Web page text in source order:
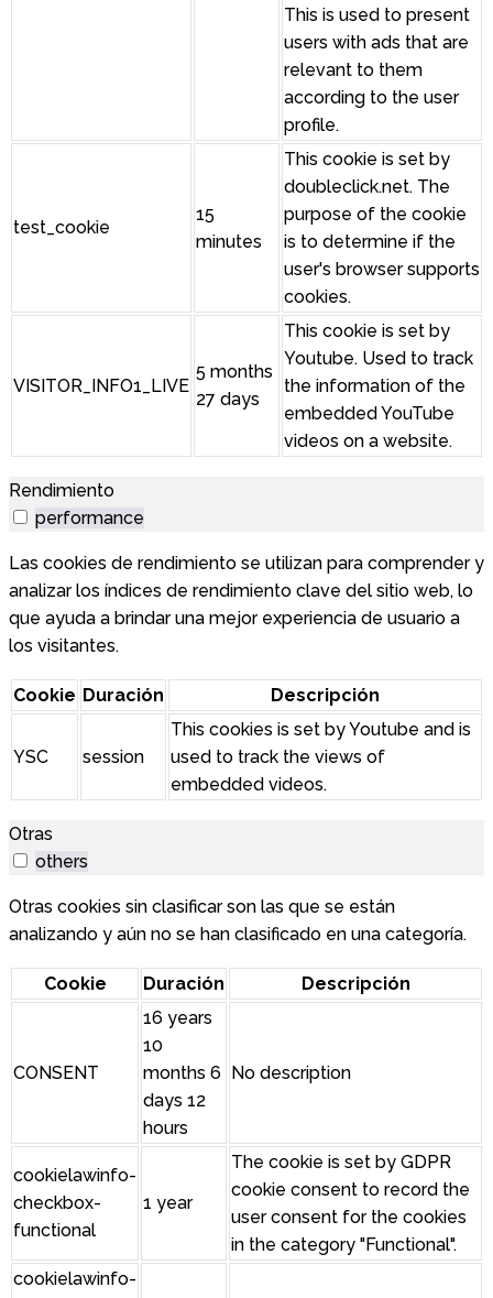
This is used to present
users with ads that are
relevant to them
according to the user
profile.
test_cookie
15
minutes
This cookie is set by
doubleclick.net. The
purpose of the cookie
is to determine if the
user's browser supports
cookies.
VISITOR_INFO1_LIVE
5 months
27 days
This cookie is set by
Youtube. Used to track
the information of the
embedded YouTube
videos on a website.
Rendimiento
performance
Las cookies de rendimiento se utilizan para comprender y
analizar los índices de rendimiento clave del sitio web, lo
que ayuda a brindar una mejor experiencia de usuario a
los visitantes.
Cookie Duración Descripción
YSC session
This cookies is set by Youtube and is
used to track the views of
embedded videos.
Otras
others
Otras cookies sin clasificar son las que se están
analizando y aún no se han clasificado en una categoría.
Cookie Duración Descripción
CONSENT
16 years
10
months 6
days 12
hours
No description
cookielawinfo-
checkbox-
functional
1 year
The cookie is set by GDPR
cookie consent to record the
user consent for the cookies
in the category "Functional".
cookielawinfo-